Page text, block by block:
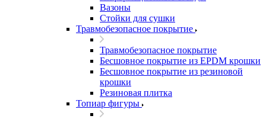
Вазоны
Стойки для сушки
Травмобезопасное покрытие
Травмобезопасное покрытие
Бесшовное покрытие из EPDM крошки
Бесшовное покрытие из резиновой
крошки
Резиновая плитка
Топиар фигуры